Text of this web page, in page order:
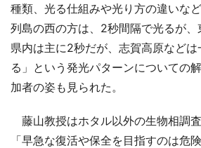
種類、光る仕組みや光り方の違いな
列島の西の方は、2秒間隔で光るが、
県内は主に2秒だが、志賀高原など
る」という発光パターンについての
加者の姿も見られた。
藤山教授はホタル以外の生物相調査
「早急な復活や保全を目指すのは危